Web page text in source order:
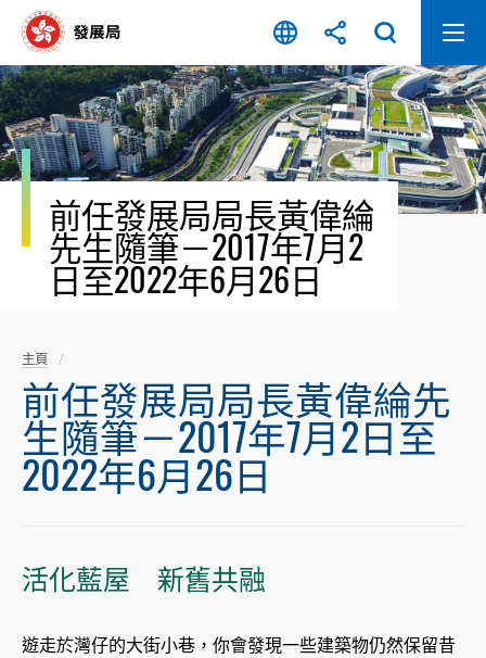
容
開
始
前任發展局局長黃偉綸
先生隨筆－2017年7月2
日至2022年6月26日
主頁
前任發展局局長黃偉綸先
生隨筆－2017年7月2日至
2022年6月26日
活化藍屋 新舊共融
遊走於灣仔的大街小巷，你會發現一些建築物仍然保留昔